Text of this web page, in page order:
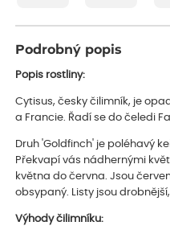
Podrobný popis
Popis rostliny:
Cytisus, česky čilimník, je
a Francie. Řadí se do čeledi
Druh 'Goldfinch' je poléhavý
Překvapí vás nádhernými
května do června. Jsou
obsypaný. Listy jsou
Výhody čilimníku: